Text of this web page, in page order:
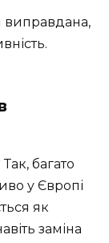
виправдана,
багато
у Європі
як
заміна